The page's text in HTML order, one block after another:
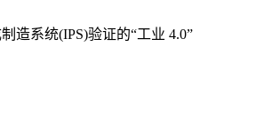
造系统(IPS)验证的“工业 4.0”